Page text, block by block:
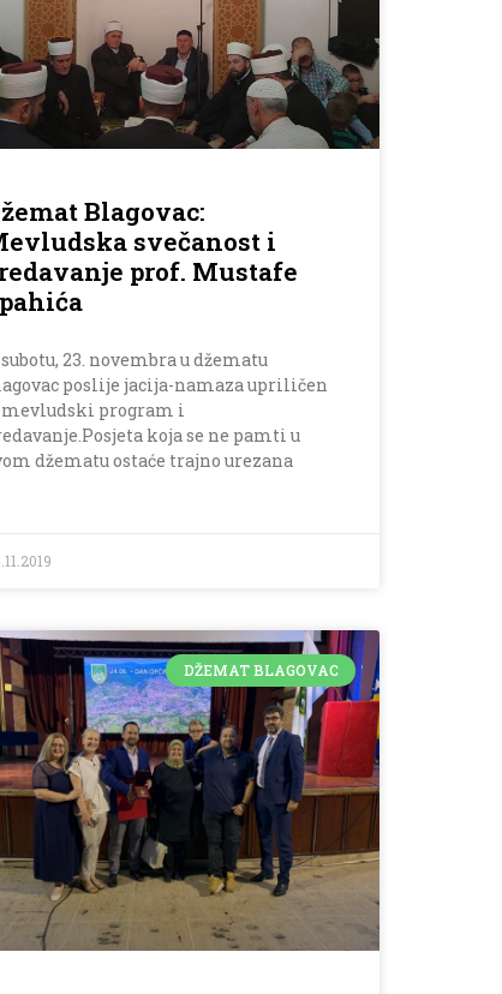
Blagovac:
svečanost i
prof. Mustafe
23. novembra u džematu
poslije jacija-namaza upriličen
mevludski program i
koja se ne pamti u
džematu ostaće trajno urezana
DŽEMAT BLAGOVAC